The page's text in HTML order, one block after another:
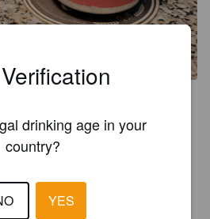
NEIPA
schon ein ziemlich ungewöhnlicher
Bier.
drinking age in your
country?
YES